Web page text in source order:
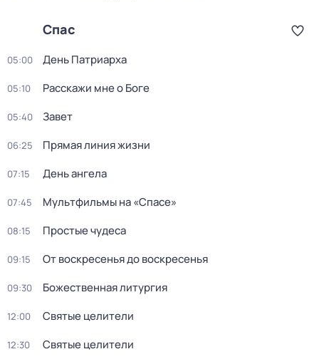
Спас
05:00 Дeнь Патриаpха
05:10 Расскажи мне о Боге
05:40 Завет
06:25 Прямая линия жизни
07:15 День ангела
07:45 Мультфильмы на «Спасе»
08:15 Простые чудеса
09:15 От воскресенья до воскресенья
09:30 Божественная литургия
12:00 Святые целители
12:30 Святые целители